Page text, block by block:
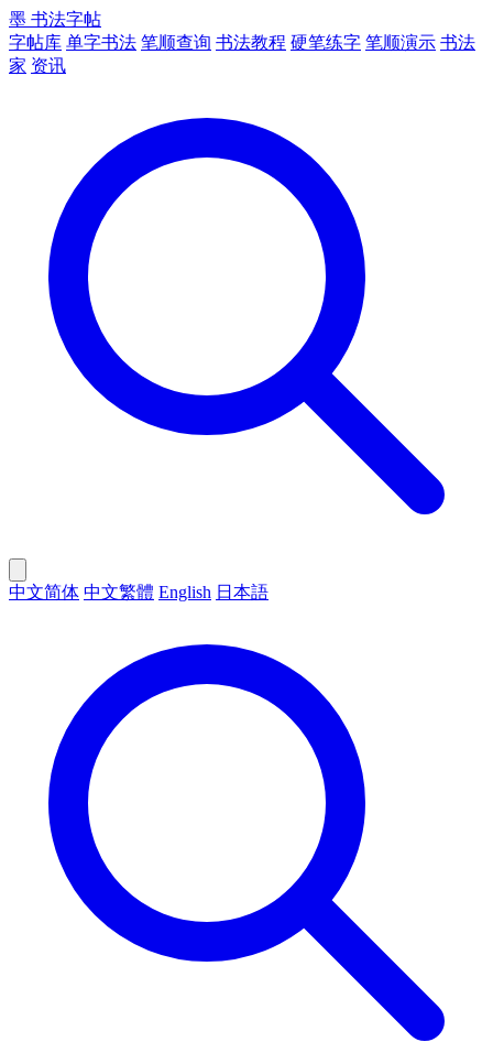
墨 书法字帖
字帖库 单字书法 笔顺查询 书法教程 硬笔练字 笔顺演示 书法
家 资讯
中文简体 中文繁體 English 日本語